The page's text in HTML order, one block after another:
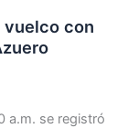
vuelco con
a.m. se registró